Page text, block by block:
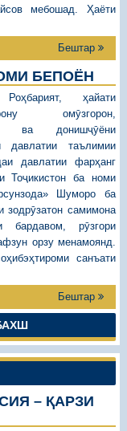
мебошад. Ҳаёти
Бештар
БЕПОЁН
ҳайати
омӯзгорон,
ва донишҷӯёни
давлатии таълимии
давлатии фарҳанг
Тоҷикистон ба номи
Шуморо ба
зодрӯзатон самимона
бардавом, рӯзгори
орзу менамоянд.
санъати
Бештар
– ҚАРЗИ